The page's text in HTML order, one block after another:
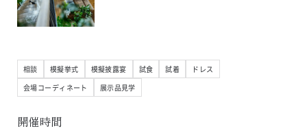
相談 模擬挙式 模擬披露宴 試食 試着
ドレス
会場コーディネート
展示品見学
開催時間